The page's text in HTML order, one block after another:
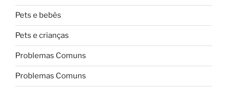
Pets e bebês
Pets e crianças
Problemas Comuns
Problemas Comuns